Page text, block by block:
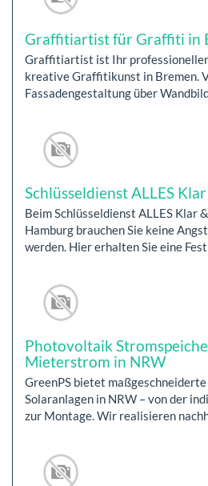
Graffitiartist für Graffiti in
Graffitiartist ist Ihr
kreative Graffitikunst in Bremen.
Fassadengestaltung über
Schlüsseldienst ALLES Klar
Beim Schlüsseldienst ALLES Klar
Hamburg brauchen Sie keine
werden. Hier erhalten Sie eine
Photovoltaik
Mieterstrom in NRW
GreenPS bietet
Solaranlagen in NRW – von der
zur Montage. Wir realisieren